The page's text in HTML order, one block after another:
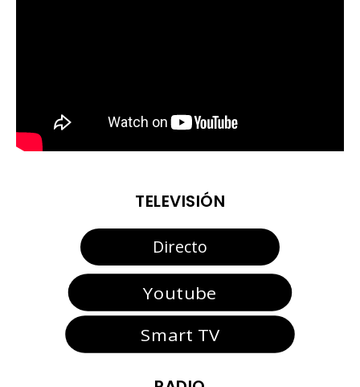
TELEVISIÓN
Directo
Youtube
Smart TV